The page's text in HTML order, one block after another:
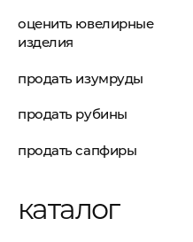
оценить ювелирные
изделия
продать изумруды
продать рубины
продать сапфиры
каталог